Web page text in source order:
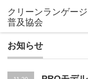
クリーンランゲージ
普及協会
お知らせ